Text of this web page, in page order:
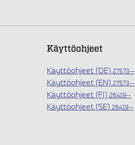
Käyttöohjeet
Käyttöohjeet (DE) 27573--
Käyttöohjeet (EN) 27573--
Käyttöohjeet (FI) 26419--
Käyttöohjeet (SE) 26419--